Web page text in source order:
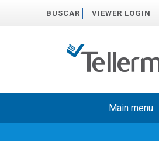
BUSCAR VIEWER LOGIN
Main menu